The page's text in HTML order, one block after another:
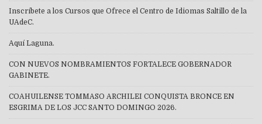
Inscríbete a los Cursos que Ofrece el Centro de Idiomas Saltillo de la
UAdeC.
Aquí Laguna.
CON NUEVOS NOMBRAMIENTOS FORTALECE GOBERNADOR
GABINETE.
COAHUILENSE TOMMASO ARCHILEI CONQUISTA BRONCE EN
ESGRIMA DE LOS JCC SANTO DOMINGO 2026.